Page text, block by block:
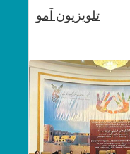
تلویزیون آمو